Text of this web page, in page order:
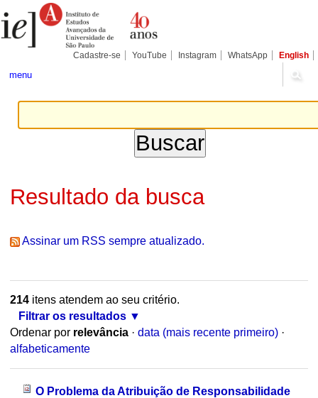
para
conteúdo.
Pessoais
Cadastre-se YouTube Instagram WhatsApp English
menu
Resultado da busca
Assinar um RSS sempre atualizado.
214itens atendem ao seu critério.
Filtrar os resultados
Ordenar por relevância · data (mais recente primeiro) ·
alfabeticamente
O Problema da Atribuição de Responsabilidade